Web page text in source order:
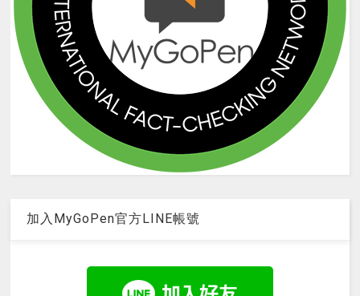
加入MyGoPen官方LINE帳號